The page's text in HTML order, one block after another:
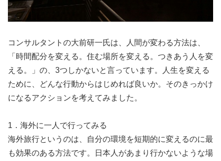
コンサルタントの大前研一氏は、人間が変わる方法は、
「時間配分を変える。住む場所を変える。つきあう人を変
える。」の、3つしかないと言っています。人生を変える
ために、どんな行動からはじめれば良いか。そのきっかけ
になるアクションを考えてみました。
1．海外に一人で行ってみる
海外旅行というのは、自分の環境を短期的に変えるのに最
も効果のある方法です。日本人があまり行かないような場